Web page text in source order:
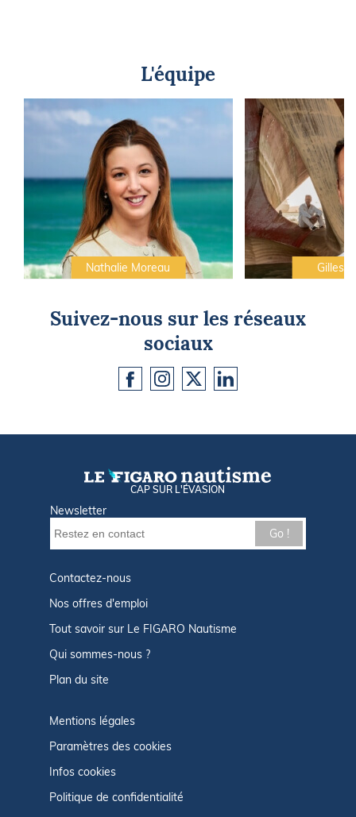
L'équipe
Nathalie Moreau Gilles
Suivez-nous sur les réseaux
sociaux
CAP SUR L'ÉVASION
Newsletter
Go !
Contactez-nous
Nos offres d'emploi
Tout savoir sur Le FIGARO Nautisme
Qui sommes-nous ?
Plan du site
Mentions légales
Paramètres des cookies
Infos cookies
Politique de confidentialité